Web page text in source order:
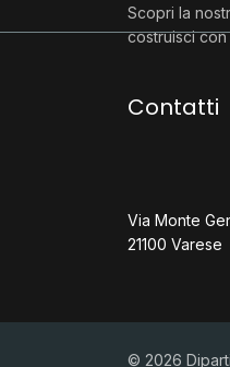
Scopri la
costruisci
Contatti
Via Monte
21100 Varese
© 2026